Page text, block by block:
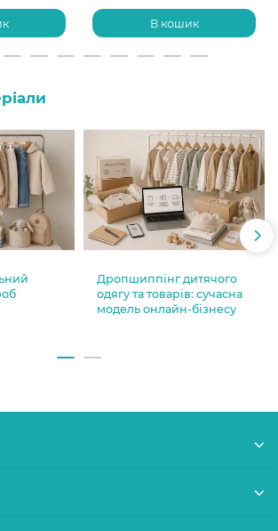
В кошик
Дропшиппінг дитячого
одягу та товарів: сучасна
модель онлайн-бізнесу